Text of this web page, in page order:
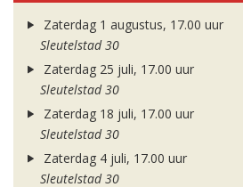
Zaterdag 1 augustus, 17.00 uur
Sleutelstad 30
Zaterdag 25 juli, 17.00 uur
Sleutelstad 30
Zaterdag 18 juli, 17.00 uur
Sleutelstad 30
Zaterdag 4 juli, 17.00 uur
Sleutelstad 30